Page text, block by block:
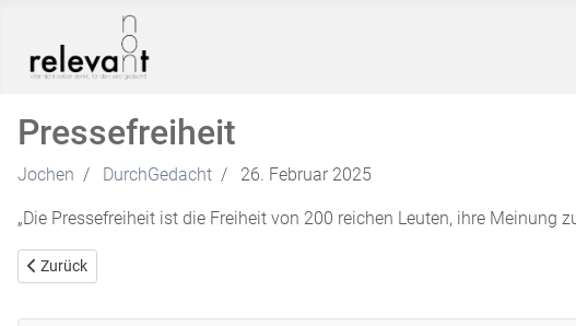
Pressefreiheit
Jochen DurchGedacht 26. Februar 2025
„Die Pressefreiheit ist die Freiheit von 200 reichen Leuten, ihre Meinung
Vorheriger Beitrag: Die wahre Geschichte
Zurück